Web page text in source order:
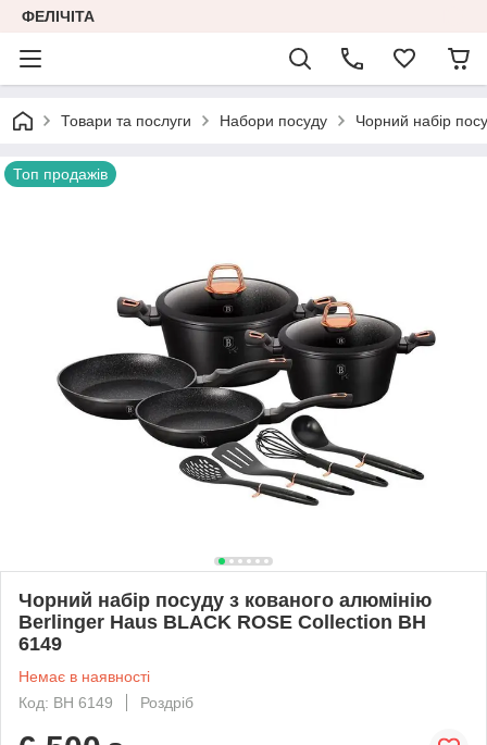
ФЕЛІЧІТА
Товари та послуги Набори посуду Чорний набір
Топ продажів
Чорний набір посуду з кованого алюмінію
Berlinger Haus BLACK ROSE Collection BH
6149
Немає в наявності
Код: BH 6149
Роздріб